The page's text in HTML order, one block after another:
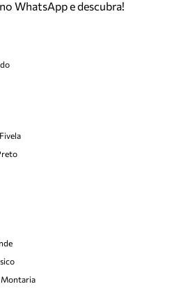
WhatsApp e descubra!
Montaria